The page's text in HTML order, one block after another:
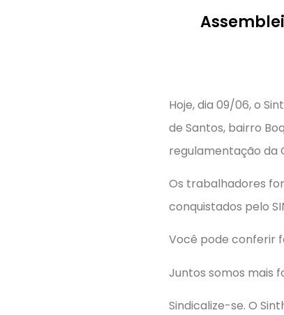
Hoje, dia 09/06, o
de Santos, bairro
regulamentação da
Os trabalhadores
conquistados pelo
Você pode conferir
Juntos somos mais
Sindicalize-se. O